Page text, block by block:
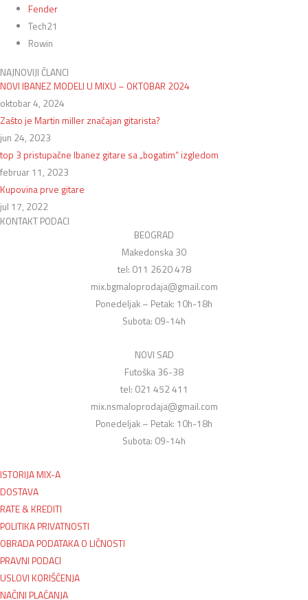
Fender
Tech21
Rowin
NAJNOVIJI ČLANCI
NOVI IBANEZ MODELI U MIXU – OKTOBAR 2024
oktobar 4, 2024
Zašto je Martin miller značajan gitarista?
jun 24, 2023
top 3 pristupačne Ibanez gitare sa „bogatim“ izgledom
februar 11, 2023
Kupovina prve gitare
jul 17, 2022
KONTAKT PODACI
BEOGRAD
Makedonska 30
tel: 011 2620 478
mix.bgmaloprodaja@gmail.com
Ponedeljak – Petak: 10h-18h
Subota: 09-14h
NOVI SAD
Futoška 36-38
tel: 021 452 411
mix.nsmaloprodaja@gmail.com
Ponedeljak – Petak: 10h-18h
Subota: 09-14h
ISTORIJA MIX-A
DOSTAVA
RATE & KREDITI
POLITIKA PRIVATNOSTI
OBRADA PODATAKA O LIČNOSTI
PRAVNI PODACI
USLOVI KORIŠĆENJA
NAČINI PLAĆANJA